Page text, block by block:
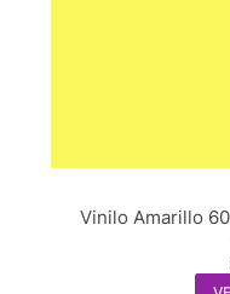
Vinilo Amarillo